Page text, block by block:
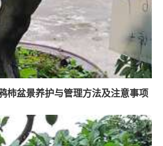
柿盆景养护与管理方法及注意事项